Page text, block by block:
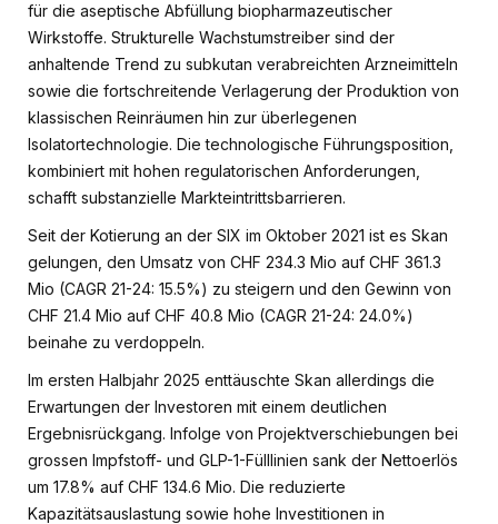
für die aseptische Abfüllung biopharmazeutischer
Wirkstoffe. Strukturelle Wachstumstreiber sind der
anhaltende Trend zu subkutan verabreichten Arzneimitteln
sowie die fortschreitende Verlagerung der Produktion von
klassischen Reinräumen hin zur überlegenen
Isolatortechnologie. Die technologische Führungsposition,
kombiniert mit hohen regulatorischen Anforderungen,
schafft substanzielle Markteintrittsbarrieren.
Seit der Kotierung an der SIX im Oktober 2021 ist es Skan
gelungen, den Umsatz von CHF 234.3 Mio auf CHF 361.3
Mio (CAGR 21-24: 15.5%) zu steigern und den Gewinn von
CHF 21.4 Mio auf CHF 40.8 Mio (CAGR 21-24: 24.0%)
beinahe zu verdoppeln.
Im ersten Halbjahr 2025 enttäuschte Skan allerdings die
Erwartungen der Investoren mit einem deutlichen
Ergebnisrückgang. Infolge von Projektverschiebungen bei
grossen Impfstoff- und GLP-1-Fülllinien sank der Nettoerlös
um 17.8% auf CHF 134.6 Mio. Die reduzierte
Kapazitätsauslastung sowie hohe Investitionen in